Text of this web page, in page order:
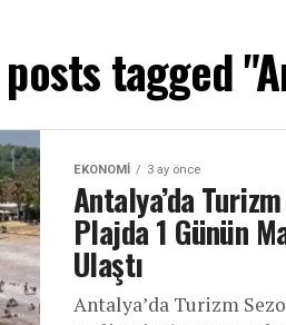
tagged
EKONOMI 3 ay önce
Antalya’da
Plajda 1 Günün
Ulaştı
Antalya’da Turizm